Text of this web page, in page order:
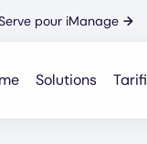
pour iManage →
Solutions